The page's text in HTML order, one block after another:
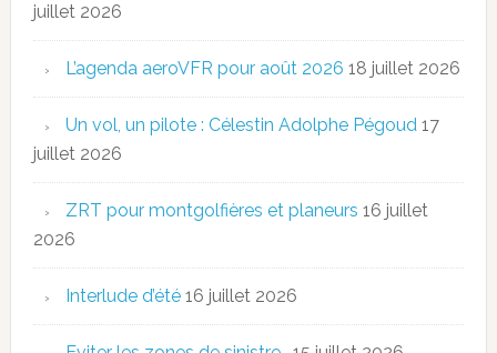
juillet 2026
L’agenda aeroVFR pour août 2026 18 juillet 2026
Un vol, un pilote : Célestin Adolphe Pégoud 17
juillet 2026
ZRT pour montgolfières et planeurs 16 juillet
2026
Interlude d’été 16 juillet 2026